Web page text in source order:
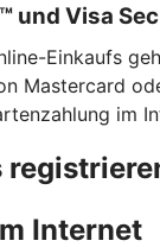
und Visa
Einkaufs
Mastercard
im
Internet